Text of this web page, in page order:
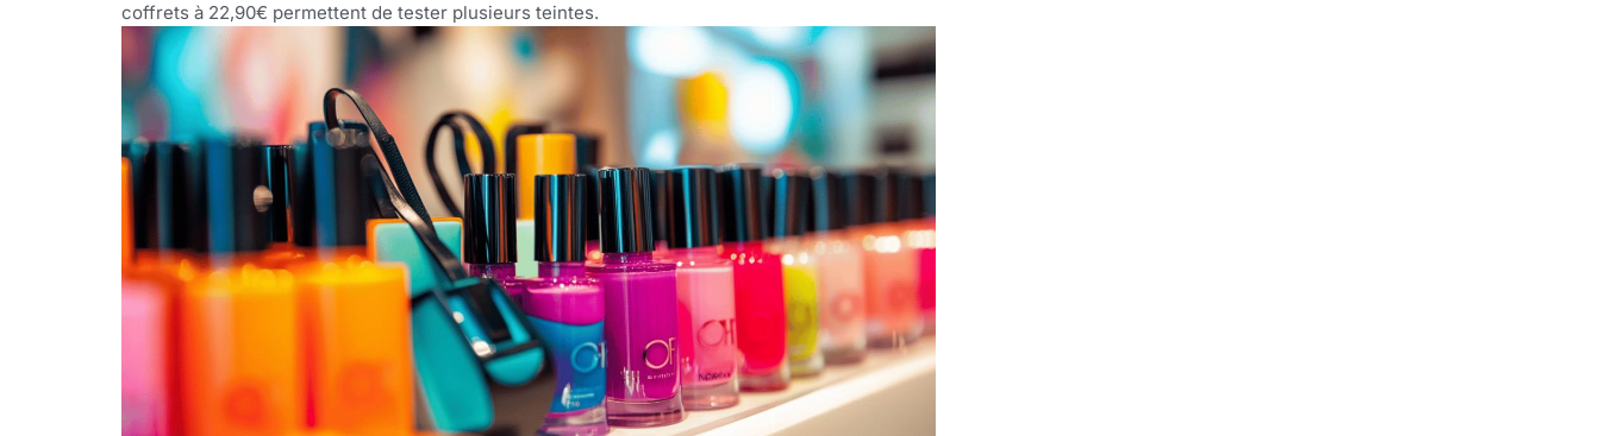
coffrets à 22,90€ permettent de tester plusieurs teintes.